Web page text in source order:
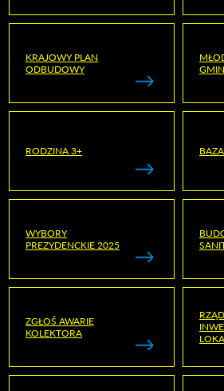
KRAJOWY PLAN
ODBUDOWY
RODZINA 3+
WYBORY
PREZYDENCKIE 2025
ZGŁOŚ AWARIĘ
KOLEKTORA